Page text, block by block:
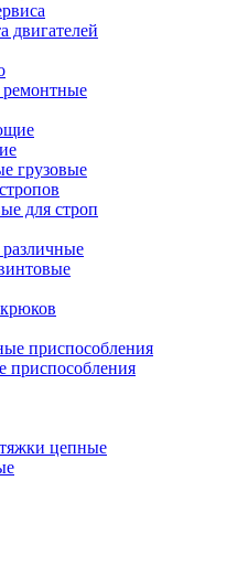
двигателей
грузовые
для строп
приспособления
цепные